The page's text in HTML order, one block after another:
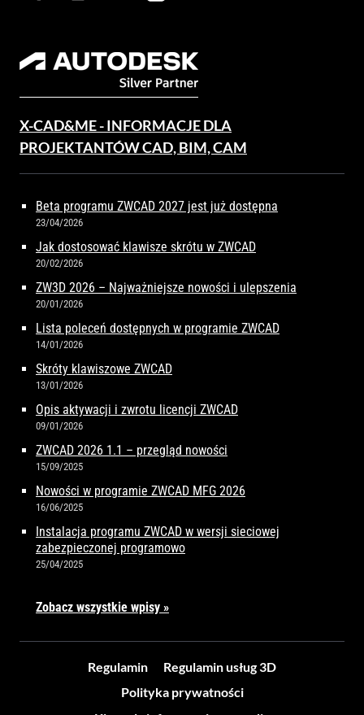
X-CAD&ME - INFORMACJE DLA
PROJEKTANTÓW CAD, BIM, CAM
Beta programu ZWCAD 2027 jest już dostępna
23/04/2026
Jak dostosować klawisze skrótu w ZWCAD
20/02/2026
ZW3D 2026 – Najważniejsze nowości i ulepszenia
20/01/2026
Lista poleceń dostępnych w programie ZWCAD
14/01/2026
Skróty klawiszowe ZWCAD
13/01/2026
Opis aktywacji i zwrotu licencji ZWCAD
09/01/2026
ZWCAD 2026 1.1 – przegląd nowości
15/09/2025
Nowości w programie ZWCAD MFG 2026
16/06/2025
Instalacja programu ZWCAD w wersji sieciowej
zabezpieczonej programowo
25/04/2025
Zobacz wszystkie wpisy »
Regulamin
Regulamin usług 3D
Polityka prywatności